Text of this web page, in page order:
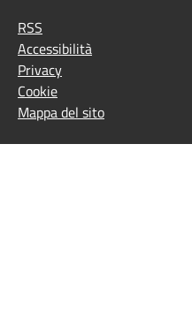
RSS
Accessibilità
Privacy
Cookie
Mappa del sito